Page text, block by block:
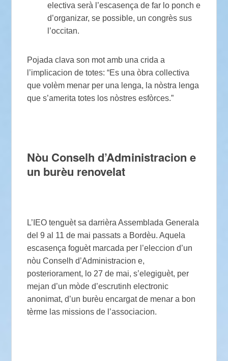
electiva serà l’escasença de far lo ponch e
d’organizar, se possible, un congrès sus
l’occitan.
Pojada clava son mot amb una crida a
l’implicacion de totes: “Es una òbra collectiva
que volèm menar per una lenga, la nòstra lenga
que s’amerita totes los nòstres esfòrces.”
Nòu Conselh d’Administracion e
un burèu renovelat
L’IEO tenguèt sa darrièra Assemblada Generala
del 9 al 11 de mai passats a Bordèu. Aquela
escasença foguèt marcada per l’eleccion d’un
nòu Conselh d’Administracion e,
posteriorament, lo 27 de mai, s’elegiguèt, per
mejan d’un mòde d’escrutinh electronic
anonimat, d’un burèu encargat de menar a bon
tèrme las missions de l’associacion.